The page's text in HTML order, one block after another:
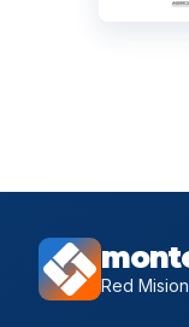
Red